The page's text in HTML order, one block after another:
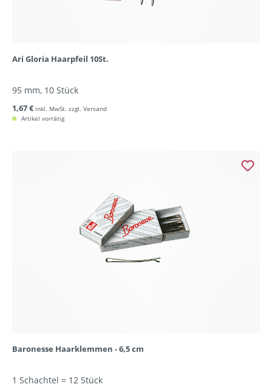
Ari Gloria Haarpfeil 10St.
95 mm, 10 Stück
1,67 € inkl. MwSt. zzgl. Versand
Artikel vorrätig
Baronesse Haarklemmen - 6,5 cm
1 Schachtel = 12 Stück